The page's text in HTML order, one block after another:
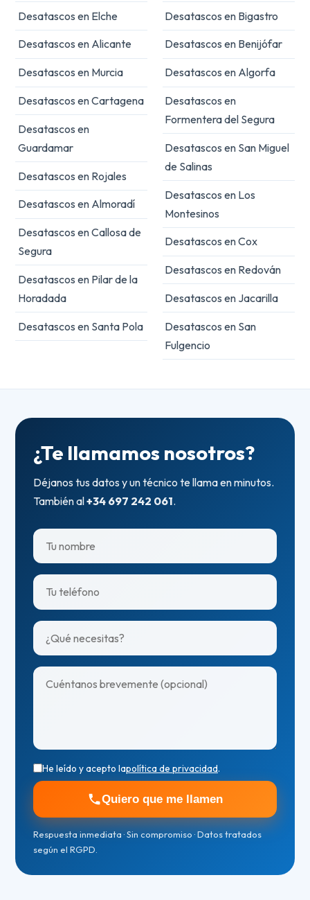
Desatascos en Elche
Desatascos en Alicante
Desatascos en Murcia
Desatascos en Cartagena
Desatascos en
Guardamar
Desatascos en Rojales
Desatascos en Almoradí
Desatascos en Callosa de
Segura
Desatascos en Pilar de la
Horadada
Desatascos en Santa Pola
Desatascos en Bigastro
Desatascos en Benijófar
Desatascos en Algorfa
Desatascos en
Formentera del Segura
Desatascos en San Miguel
de Salinas
Desatascos en Los
Montesinos
Desatascos en Cox
Desatascos en Redován
Desatascos en Jacarilla
Desatascos en San
Fulgencio
¿Te llamamos nosotros?
Déjanos tus datos y un técnico te llama en minutos.
También al+34 697 242 061.
He leído y acepto lapolítica de privacidad.
Quiero que me llamen
Respuesta inmediata · Sin compromiso · Datos tratados
según el RGPD.